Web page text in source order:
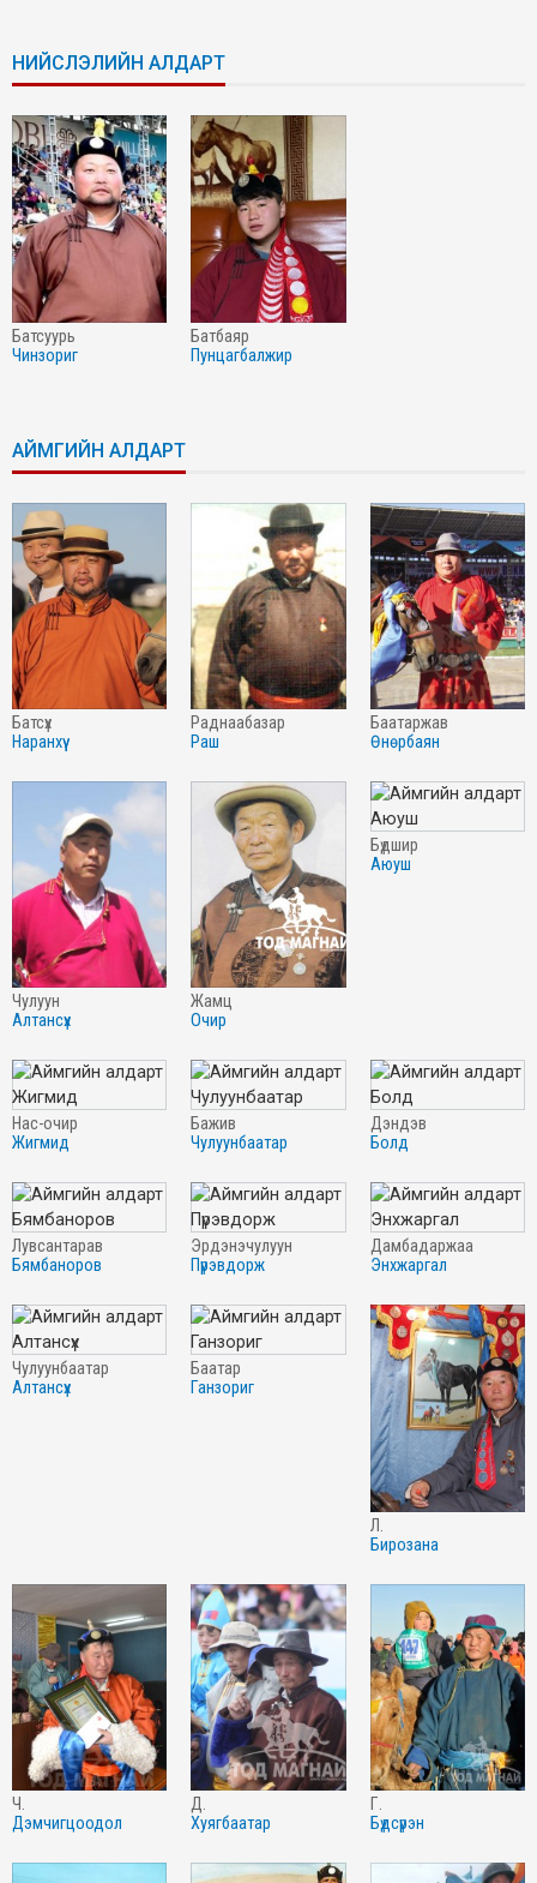
НИЙСЛЭЛИЙН АЛДАРТ
батсуурь
чинзориг
батбаяр
пунцагбалжир
АЙМГИЙН АЛДАРТ
батсүх
наранхүү
раднаабазар
раш
баатаржав
өнөрбаян
чулуун
алтансүх
жамц
очир
бүдшир
аюуш
нас-очир
жигмид
бажив
чулуунбаатар
дэндэв
болд
лувсантарав
бямбаноров
эрдэнэчулуун
пүрэвдорж
дамбадаржаа
энхжаргал
чулуунбаатар
алтансүх
баатар
ганзориг
л.
бирозана
ч.
дэмчигцоодол
д.
хуягбаатар
г.
бүдсүрэн